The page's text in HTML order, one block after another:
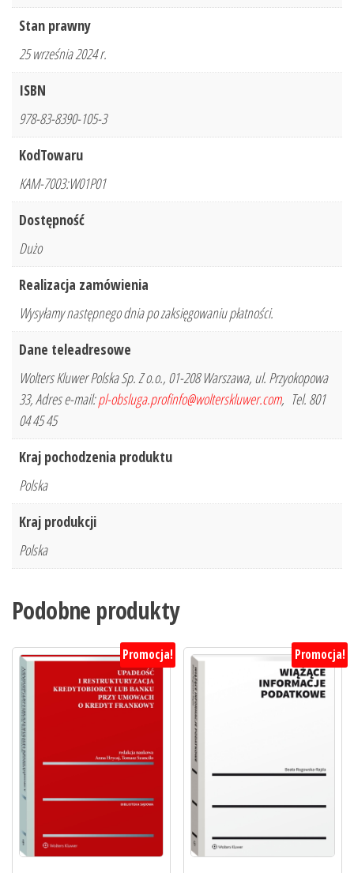
Stan prawny
25 września 2024 r.
ISBN
978-83-8390-105-3
KodTowaru
KAM-7003:W01P01
Dostępność
Dużo
Realizacja zamówienia
Wysyłamy następnego dnia po zaksięgowaniu płatności.
Dane teleadresowe
Wolters Kluwer Polska Sp. Z o.o., 01-208 Warszawa, ul. Przyokopowa
33, Adres e-mail:pl-obsluga.profinfo@wolterskluwer.com, Tel. 801
04 45 45
Kraj pochodzenia produktu
Polska
Kraj produkcji
Polska
Podobne produkty
Promocja! Promocja!